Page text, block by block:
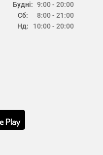
Будні:
Сб:
Нд:
9:00 - 20:00
8:00 - 21:00
10:00 - 20:00